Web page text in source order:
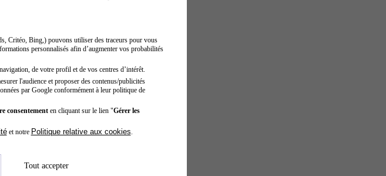
Critéo, Bing,) pouvons utiliser des traceurs pour vous
personnalisés afin d’augmenter vos probabilités
de votre profil et de vos centres d’intérêt.
l'audience et proposer des contenus/publicités
par Google conformément à leur politique de
consentementen cliquant sur le lien "Gérer les
et notre Politique relative aux cookies
Tout accepter